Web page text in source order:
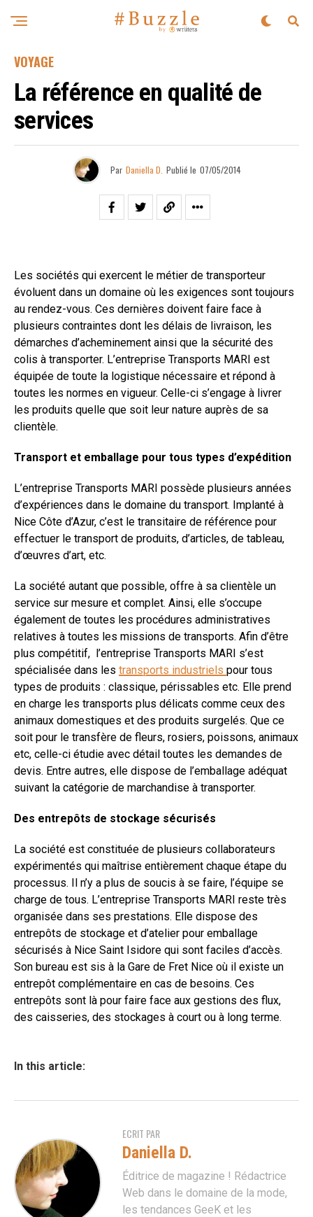
VOYAGE
La référence en qualité de
services
Par Daniella D. Publié le 07/05/2014
Les sociétés qui exercent le métier de transporteur
évoluent dans un domaine où les exigences sont toujours
au rendez-vous. Ces dernières doivent faire face à
plusieurs contraintes dont les délais de livraison, les
démarches d’acheminement ainsi que la sécurité des
colis à transporter. L’entreprise Transports MARI est
équipée de toute la logistique nécessaire et répond à
toutes les normes en vigueur. Celle-ci s’engage à livrer
les produits quelle que soit leur nature auprès de sa
clientèle.
Transport et emballage pour tous types d’expédition
L’entreprise Transports MARI possède plusieurs années
d’expériences dans le domaine du transport. Implanté à
Nice Côte d’Azur, c’est le transitaire de référence pour
effectuer le transport de produits, d’articles, de tableau,
d’œuvres d’art, etc.
La société autant que possible, offre à sa clientèle un
service sur mesure et complet. Ainsi, elle s’occupe
également de toutes les procédures administratives
relatives à toutes les missions de transports. Afin d’être
plus compétitif, l’entreprise Transports MARI s’est
spécialisée dans les transports industriels pour tous
types de produits : classique, périssables etc. Elle prend
en charge les transports plus délicats comme ceux des
animaux domestiques et des produits surgelés. Que ce
soit pour le transfère de fleurs, rosiers, poissons, animaux
etc, celle-ci étudie avec détail toutes les demandes de
devis. Entre autres, elle dispose de l’emballage adéquat
suivant la catégorie de marchandise à transporter.
Des entrepôts de stockage sécurisés
La société est constituée de plusieurs collaborateurs
expérimentés qui maîtrise entièrement chaque étape du
processus. Il n’y a plus de soucis à se faire, l’équipe se
charge de tous. L’entreprise Transports MARI reste très
organisée dans ses prestations. Elle dispose des
entrepôts de stockage et d’atelier pour emballage
sécurisés à Nice Saint Isidore qui sont faciles d’accès.
Son bureau est sis à la Gare de Fret Nice où il existe un
entrepôt complémentaire en cas de besoins. Ces
entrepôts sont là pour faire face aux gestions des flux,
des caisseries, des stockages à court ou à long terme.
In this article:
ECRIT PAR
Daniella D.
Éditrice de magazine ! Rédactrice
Web dans le domaine de la mode,
les tendances GeeK et les